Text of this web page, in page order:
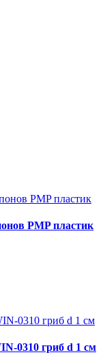
PMP пластик
0310 гриб d 1 см